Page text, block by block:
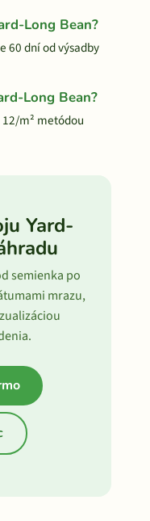
Long Bean?
60 dní od výsadby
Long Bean?
12/m² metódou
Yard-
semienka po
mrazu,